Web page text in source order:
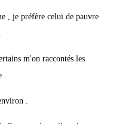
, je préfère celui de pauvre
m'on raccontés les
.